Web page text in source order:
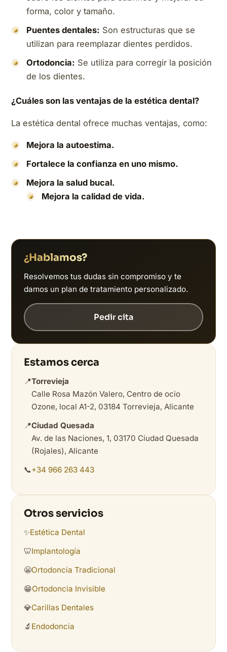
forma, color y tamaño.
Puentes dentales: Son estructuras que se
utilizan para reemplazar dientes perdidos.
Ortodoncia: Se utiliza para corregir la posición
de los dientes.
¿Cuáles son las ventajas de la estética dental?
La estética dental ofrece muchas ventajas, como:
Mejora la autoestima.
Fortalece la confianza en uno mismo.
Mejora la salud bucal.
Mejora la calidad de vida.
¿Hablamos?
Resolvemos tus dudas sin compromiso y te
damos un plan de tratamiento personalizado.
Pedir cita
Estamos cerca
📍Torrevieja
Calle Rosa Mazón Valero, Centro de ocio
Ozone, local A1-2, 03184 Torrevieja, Alicante
📍Ciudad Quesada
Av. de las Naciones, 1, 03170 Ciudad Quesada
(Rojales), Alicante
📞+34 966 263 443
Otros servicios
✨Estética Dental
🦷Implantología
😬Ortodoncia Tradicional
😁Ortodoncia Invisible
💎Carillas Dentales
🔬 Endodoncia